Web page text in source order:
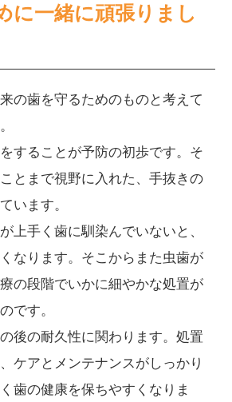
に一緒に頑張りまし
の歯を守るためのものと考えて
することが予防の初歩です。そ
とまで視野に入れた、手抜きの
います。
上手く歯に馴染んでいないと、
なります。そこからまた虫歯が
の段階でいかに細やかな処置が
です。
後の耐久性に関わります。処置
ケアとメンテナンスがしっかり
歯の健康を保ちやすくなりま